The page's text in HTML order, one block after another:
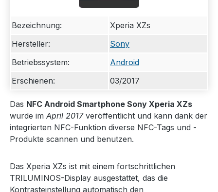
Bezeichnung:
Xperia XZs
Hersteller:
Sony
Betriebssystem:
Android
Erschienen:
03/2017
Das NFC Android Smartphone Sony Xperia XZs
wurde im April 2017veröffentlicht und kann dank der
integrierten NFC-Funktion diverse NFC-Tags und -
Produkte scannen und benutzen.
Das Xperia XZs ist mit einem fortschrittlichen
TRILUMINOS-Display ausgestattet, das die
Kontrasteinstellung automatisch den